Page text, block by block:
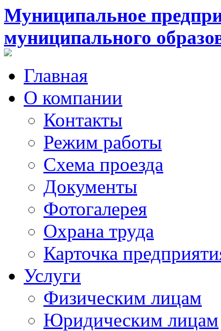
Муниципальное
муниципального
Главная
О компании
Контакты
Режим работы
Схема проезда
Документы
Фотогалерея
Охрана труда
Карточка
Услуги
Физическим лицам
Юридическим лицам